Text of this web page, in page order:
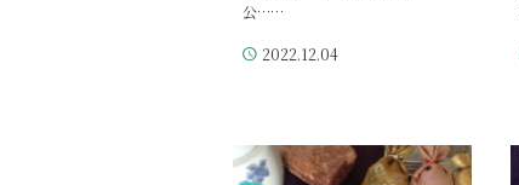
公……
2022.12.04